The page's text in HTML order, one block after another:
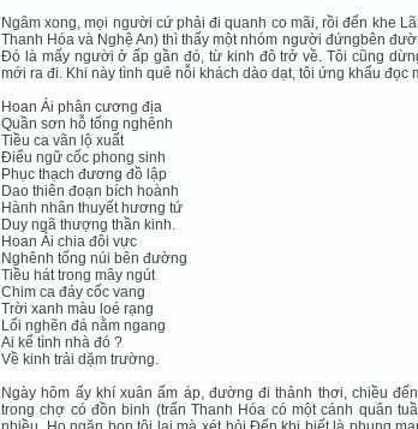
Ngâm xong, mọi người cứ phải đi quanh co mãi, rồi đến khe
Thanh Hóa và Nghệ An) thì thấy một nhóm người đứngbên
Đó là mấy người ở ấp gần đó, từ kinh đô trở về. Tôi cũng
mới ra đi. Khi này tình quê nỗi khách dào dạt, tôi ứng khẩu đọc
Hoan Ái phân cương địa
Quần sơn hỗ tống nghênh
Tiều ca vãn lộ xuất
Điểu ngữ cốc phong sinh
Phục thạch đương đồ lập
Dao thiên đoạn bích hoành
Hành nhân thuyết hương tứ
Duy ngã thượng thần kinh.
Hoan Ái chia đôi vực
Nghênh tống núi bên đường
Tiều hát trong mây ngút
Chim ca đáy cốc vang
Trời xanh màu loé rạng
Lối nghẽn đá nằm ngang
Ai kể tình nhà đó ?
Về kinh trải dặm trường.
Ngày hôm ấy khí xuân ấm áp, đường đi thảnh thơi, chiều
trong chợ có đồn binh (trấn Thanh Hóa có một cánh quân